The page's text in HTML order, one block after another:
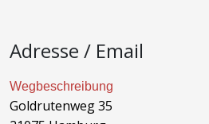
Adresse / Email
Wegbeschreibung
Goldrutenweg 35